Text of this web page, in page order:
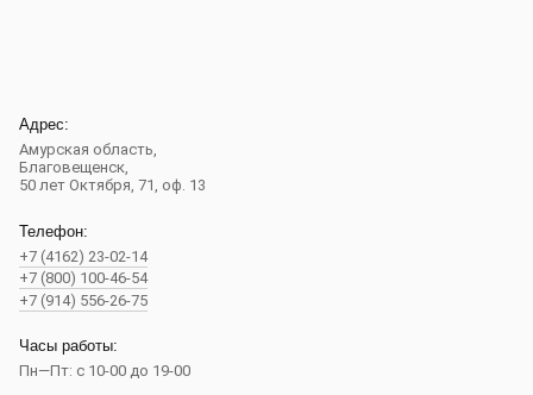
Адрес:
Амурская область,
Благовещенск,
50 лет Октября, 71, оф. 13
Телефон:
+7 (4162) 23-02-14
+7 (800) 100-46-54
+7 (914) 556-26-75
Часы работы:
Пн—Пт: с 10-00 до 19-00